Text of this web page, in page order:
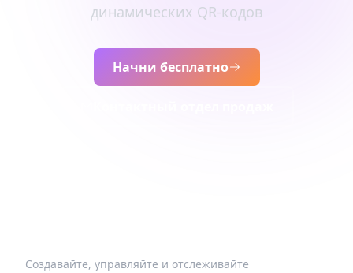
динамических QR-кодов
Начни бесплатно
Создавайте, управляйте и отслеживайте